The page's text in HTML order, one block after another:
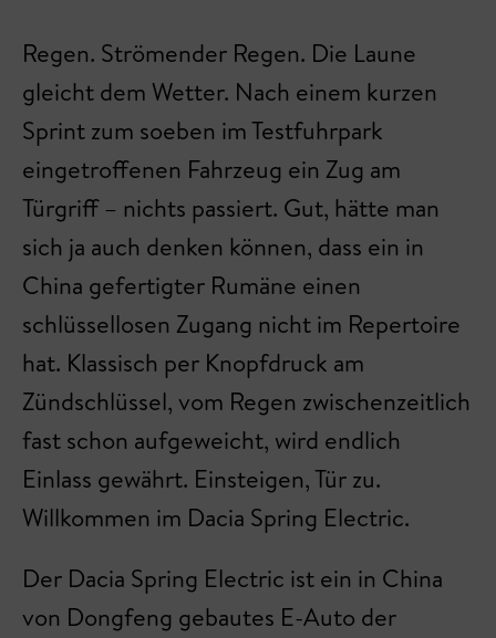
Regen. Strömender Regen. Die Laune
gleicht dem Wetter. Nach einem kurzen
Sprint zum soeben im Testfuhrpark
eingetroffenen Fahrzeug ein Zug am
Türgriff – nichts passiert. Gut, hätte man
sich ja auch denken können, dass ein in
China gefertigter Rumäne einen
schlüssellosen Zugang nicht im Repertoire
hat. Klassisch per Knopfdruck am
Zündschlüssel, vom Regen zwischenzeitlich
fast schon aufgeweicht, wird endlich
Einlass gewährt. Einsteigen, Tür zu.
Willkommen im Dacia Spring Electric.
Der Dacia Spring Electric ist ein in China
von Dongfeng gebautes E-Auto der